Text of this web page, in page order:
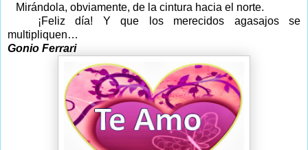
Mirándola, obviamente, de la cintura hacia el norte.
¡Feliz día! Y que los merecidos agasajos se
multipliquen…
Gonio Ferrari